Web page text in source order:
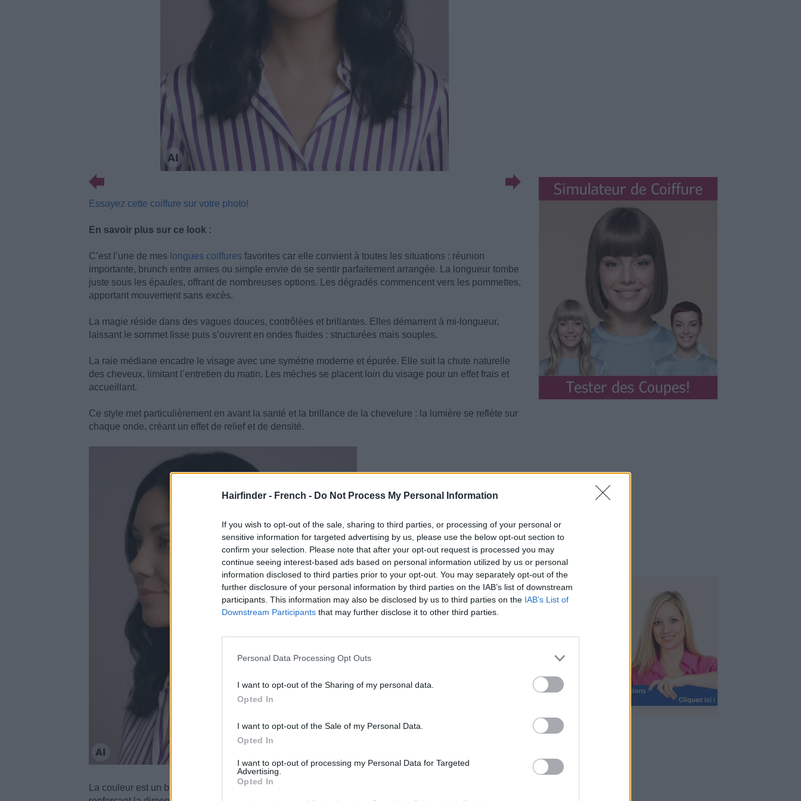
Hairfinder - French - Do Not Process My Personal Information
If you wish to opt-out of the sale, sharing to third parties, or processing of your personal or
sensitive information for targeted advertising by us, please use the below opt-out section to
confirm your selection. Please note that after your opt-out request is processed you may
continue seeing interest-based ads based on personal information utilized by us or personal
information disclosed to third parties prior to your opt-out. You may separately opt-out of the
further disclosure of your personal information by third parties on the IAB’s list of downstream
participants. This information may also be disclosed by us to third parties on the IAB’s List of
Downstream Participants that may further disclose it to other third parties.
Personal Data Processing Opt Outs
I want to opt-out of the Sharing of my personal data.
Opted In
I want to opt-out of the Sale of my Personal Data.
Opted In
I want to opt-out of processing my Personal Data for Targeted
Advertising.
Opted In
Essayez cette coiffure sur votre photo!
En savoir plus sur ce look :
C’est l’une de mes longues coiffures favorites car elle convient à toutes les situations : réunion
importante, brunch entre amies ou simple envie de se sentir parfaitement arrangée. La longueur tombe
juste sous les épaules, offrant de nombreuses options. Les dégradés commencent vers les pommettes,
apportant mouvement sans excès.
La magie réside dans des vagues douces, contrôlées et brillantes. Elles démarrent à mi-longueur,
laissant le sommet lisse puis s’ouvrent en ondes fluides : structurées mais souples.
La raie médiane encadre le visage avec une symétrie moderne et épurée. Elle suit la chute naturelle
des cheveux, limitant l’entretien du matin. Les mèches se placent loin du visage pour un effet frais et
accueillant.
Ce style met particulièrement en avant la santé et la brillance de la chevelure : la lumière se reflète sur
chaque onde, créant un effet de relief et de densité.
La couleur est un brun profond, presque noir, avec de subtils reflets qui apparaissent sous la lumière,